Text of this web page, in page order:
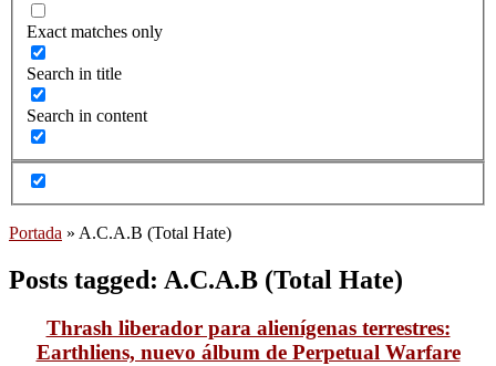
Exact matches only
Search in title
Search in content
Portada » A.C.A.B (Total Hate)
Posts tagged: A.C.A.B (Total Hate)
Thrash liberador para alienígenas terrestres:
Earthliens, nuevo álbum de Perpetual Warfare